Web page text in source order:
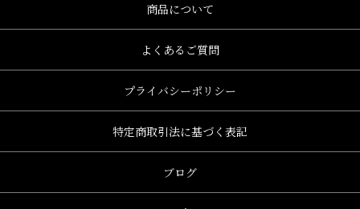
商品について
よくあるご質問
プライバシーポリシー
特定商取引法に基づく表記
ブログ